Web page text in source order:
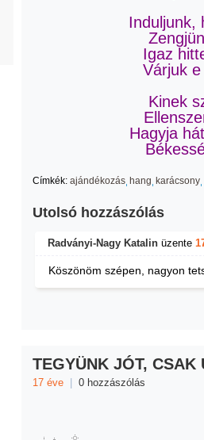
Induljunk,
Igaz
Várjuk
Kinek
Hagyja
Címkék: ajándékozás hang karácsony
Utolsó hozzászólás
Radványi-Nagy Katalin üzente
Köszönöm szépen, nagyon
TEGYÜNK JÓT, CSAK
17 éve 0 hozzászólás